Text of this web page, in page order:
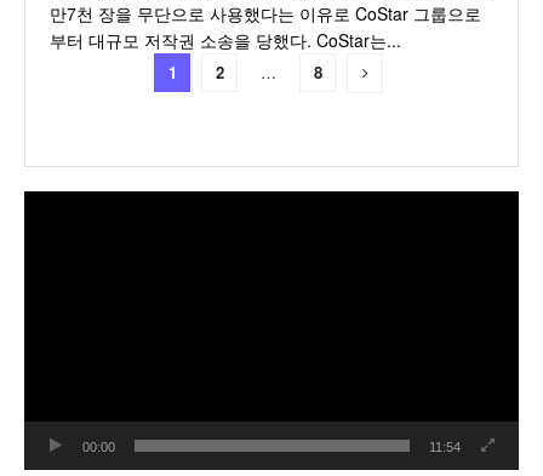
만7천 장을 무단으로 사용했다는 이유로 CoStar 그룹으로
부터 대규모 저작권 소송을 당했다. CoStar는...
1 2 … 8
00:00 11:54